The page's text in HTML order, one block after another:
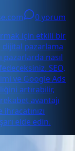
0 yorum
için etkili bir
dijital pazarlama
nasıl
SEO,
ve Google Ads
artırabilir,
avantajı
elde edin.